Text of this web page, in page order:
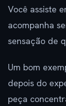
Você assiste
acompanha
sensação de
Um bom
depois do
peça